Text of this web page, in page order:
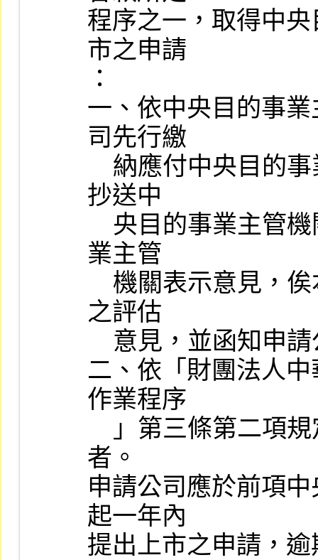
程序之一，取得中
市之申請
：
一、依中央目的事
司先行繳
抄送中
業主管
之評估
二、依「財團法人
作業程序
者。
申請公司應於前項
起一年內
提出上市之申請，